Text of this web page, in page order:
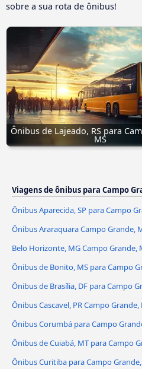
sobre a sua rota de ônibus!
Ônibus de Lajeado, RS para
MS
Viagens de ônibus para Campo
Ônibus Aparecida, SP para Campo
Ônibus Araraquara Campo Grande,
Belo Horizonte, MG Campo Grande,
Ônibus de Bonito, MS para Campo
Ônibus de Brasília, DF para Campo
Ônibus Cascavel, PR Campo Grande,
Ônibus Corumbá para Campo
Ônibus de Cuiabá, MT para Campo
Ônibus Curitiba para Campo